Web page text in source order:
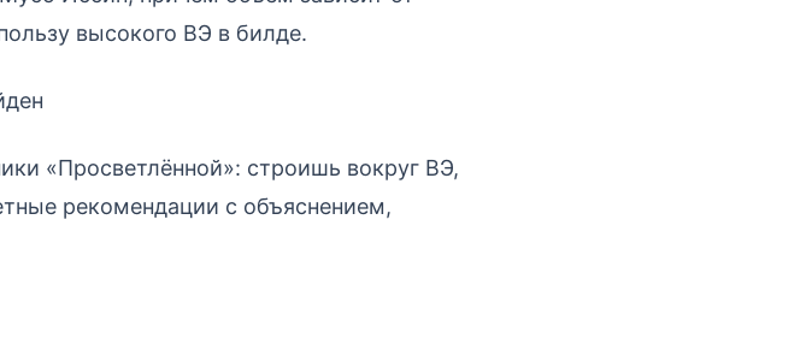
высокого ВЭ в билде.
«Просветлённой»: строишь вокруг ВЭ,
рекомендации с объяснением,